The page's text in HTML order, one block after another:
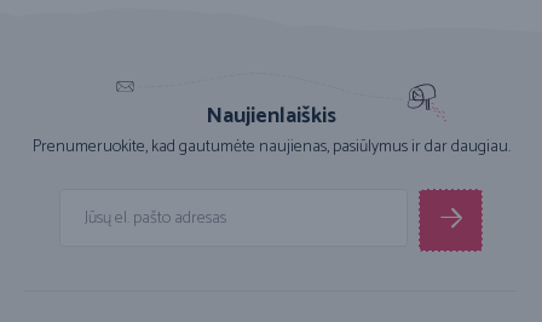
Naujienlaiškis
Prenumeruokite, kad gautumėte naujienas, pasiūlymus ir dar daugiau.